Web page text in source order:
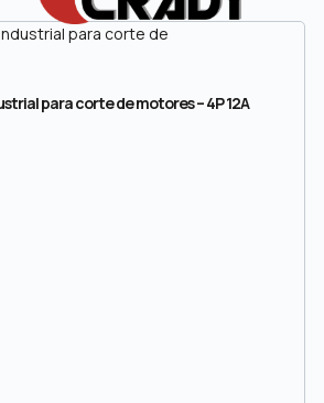
para corte de motores – 4P 12A